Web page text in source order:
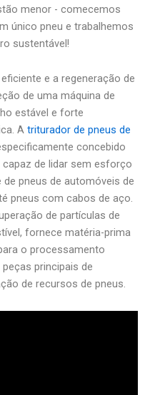
menor - comecemos
único pneu e trabalhemos
sustentável!
e a regeneração de
de uma máquina de
estável e forte
A triturador de pneus de
concebido
de lidar sem esforço
pneus de automóveis de
pneus com cabos de aço.
de partículas de
fornece matéria-prima
o processamento
principais de
de recursos de pneus.